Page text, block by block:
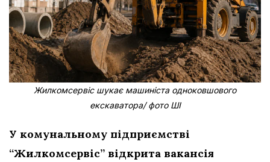
Жилкомсервіс шукає машиніста одноковшового
екскаватора/ фото ШІ
У комунальному підприємстві
“Жилкомсервіс” відкрита вакансія